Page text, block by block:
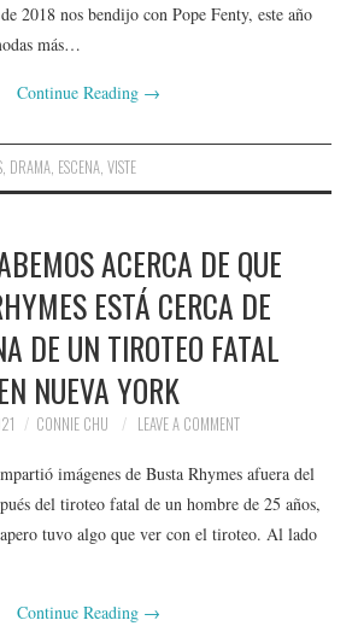
2018 nos bendijo con Pope Fenty, este año
más…
Continue Reading →
, DRAMA, ESCENA, VISTE
ACERCA DE QUE
ESTÁ CERCA DE
DE UN TIROTEO FATAL
EN NUEVA YORK
CONNIE CHU LEAVE A COMMENT
imágenes de Busta Rhymes afuera del
del tiroteo fatal de un hombre de 25 años,
tuvo algo que ver con el tiroteo. Al lado
Continue Reading →